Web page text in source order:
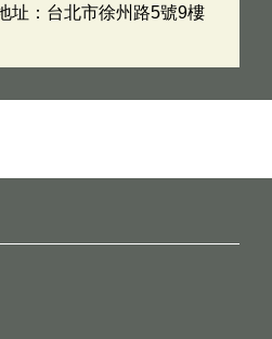
址：台北市徐州路5號9樓